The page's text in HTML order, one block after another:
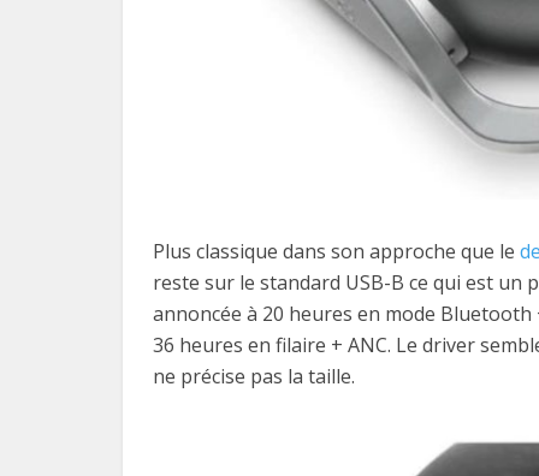
Plus classique dans son approche que le
reste sur le standard USB-B ce qui est un
annoncée à 20 heures en mode
36 heures en filaire + ANC. Le driver
ne précise pas la taille.